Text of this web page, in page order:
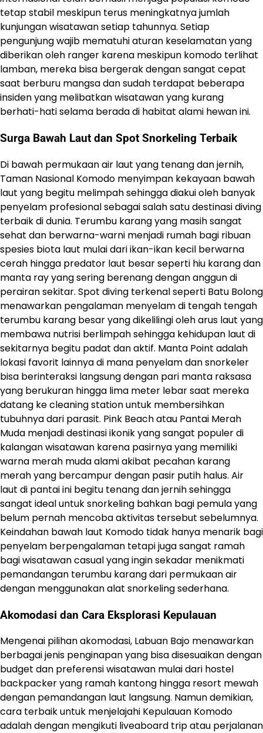
tetap stabil meskipun terus meningkatnya jumlah
kunjungan wisatawan setiap tahunnya. Setiap
pengunjung wajib mematuhi aturan keselamatan yang
diberikan oleh ranger karena meskipun komodo terlihat
lamban, mereka bisa bergerak dengan sangat cepat
saat berburu mangsa dan sudah terdapat beberapa
insiden yang melibatkan wisatawan yang kurang
berhati-hati selama berada di habitat alami hewan ini.
Surga Bawah Laut dan Spot Snorkeling Terbaik
Di bawah permukaan air laut yang tenang dan jernih,
Taman Nasional Komodo menyimpan kekayaan bawah
laut yang begitu melimpah sehingga diakui oleh banyak
penyelam profesional sebagai salah satu destinasi diving
terbaik di dunia. Terumbu karang yang masih sangat
sehat dan berwarna-warni menjadi rumah bagi ribuan
spesies biota laut mulai dari ikan-ikan kecil berwarna
cerah hingga predator laut besar seperti hiu karang dan
manta ray yang sering berenang dengan anggun di
perairan sekitar. Spot diving terkenal seperti Batu Bolong
menawarkan pengalaman menyelam di tengah tengah
terumbu karang besar yang dikelilingi oleh arus laut yang
membawa nutrisi berlimpah sehingga kehidupan laut di
sekitarnya begitu padat dan aktif. Manta Point adalah
lokasi favorit lainnya di mana penyelam dan snorkeler
bisa berinteraksi langsung dengan pari manta raksasa
yang berukuran hingga lima meter lebar saat mereka
datang ke cleaning station untuk membersihkan
tubuhnya dari parasit. Pink Beach atau Pantai Merah
Muda menjadi destinasi ikonik yang sangat populer di
kalangan wisatawan karena pasirnya yang memiliki
warna merah muda alami akibat pecahan karang
merah yang bercampur dengan pasir putih halus. Air
laut di pantai ini begitu tenang dan jernih sehingga
sangat ideal untuk snorkeling bahkan bagi pemula yang
belum pernah mencoba aktivitas tersebut sebelumnya.
Keindahan bawah laut Komodo tidak hanya menarik bagi
penyelam berpengalaman tetapi juga sangat ramah
bagi wisatawan casual yang ingin sekadar menikmati
pemandangan terumbu karang dari permukaan air
dengan menggunakan alat snorkeling sederhana.
Akomodasi dan Cara Eksplorasi Kepulauan
Mengenai pilihan akomodasi, Labuan Bajo menawarkan
berbagai jenis penginapan yang bisa disesuaikan dengan
budget dan preferensi wisatawan mulai dari hostel
backpacker yang ramah kantong hingga resort mewah
dengan pemandangan laut langsung. Namun demikian,
cara terbaik untuk menjelajahi Kepulauan Komodo
adalah dengan mengikuti liveaboard trip atau perjalanan